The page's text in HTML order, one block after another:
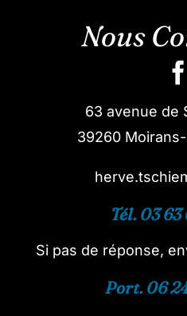
Nous
63 avenue de
39260
Tél. 03 63
Si pas de réponse,
Port. 06